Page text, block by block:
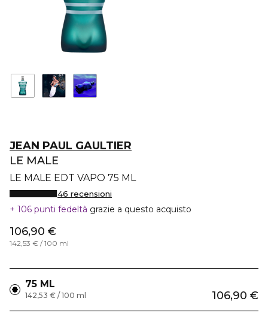
JEAN PAUL GAULTIER
LE MALE
LE MALE EDT VAPO 75 ML
46 recensioni
106 punti fedeltà grazie a questo acquisto
106,90 €
142,53 € / 100 ml
75 ML
106,90 €
142,53 € / 100 ml